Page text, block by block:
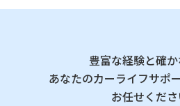
豊富な経験と確か
あなたのカーライフサポ
お任せくださ